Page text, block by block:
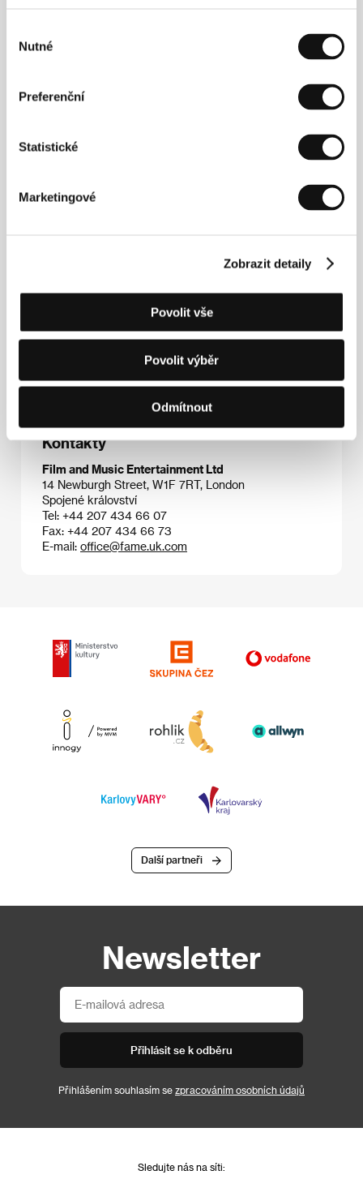
souhlasu
Nutné
Preferenční
Statistické
Marketingové
Zobrazit detaily
Povolit vše
Povolit výběr
Odmítnout
Mark Dornford-May
(1955, Velká Británie) pracoval
člověka
, natočil s uměleckým souborem Dimpho Di
talentovaných jihoafrických herců a zpěváků a jenž
se zrodil v roce 2000, kdy se Dornford-May a Charles
v Londýně a podnikl turné po USA, Austrálii, Kanadě,
režisér s tímto souborem svůj filmový debut, originální
pod názvem
U-Carmen e-Khayelitsha
získal Zlatého medvěda na MFF v Berlíně. Tento
snímek byl také uveden na loňském MFF v Karlových
Varech v sekci Horizonty.
Kontakty
Film and Music Entertainment Ltd
14 Newburgh Street, W1F 7RT, London
Spojené království
Tel: +44 207 434 66 07
Fax: +44 207 434 66 73
E-mail: office@fame.uk.com
Další partneři
Newsletter
Přihlásit se k odběru
Přihlášením souhlasím se zpracováním osobních údajů
Sledujte nás na síti: